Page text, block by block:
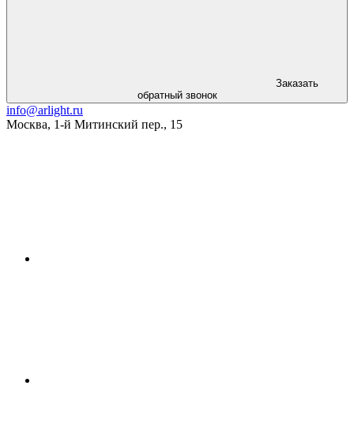
Заказать
обратный звонок
info@arlight.ru
Москва, 1-й Митинский пер., 15